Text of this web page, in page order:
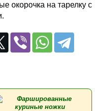
окорочка на тарелку с